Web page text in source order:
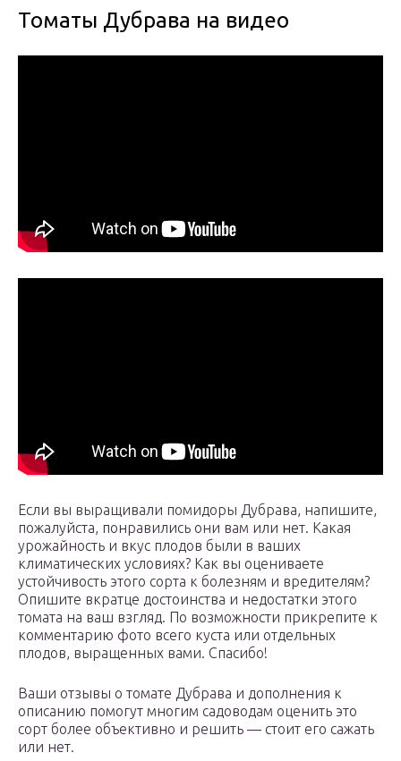
Томаты Дубрава на видео
Если вы выращивали помидоры Дубрава, напишите,
пожалуйста, понравились они вам или нет. Какая
урожайность и вкус плодов были в ваших
климатических условиях? Как вы оцениваете
устойчивость этого сорта к болезням и вредителям?
Опишите вкратце достоинства и недостатки этого
томата на ваш взгляд. По возможности прикрепите к
комментарию фото всего куста или отдельных
плодов, выращенных вами. Спасибо!
Ваши отзывы о томате Дубрава и дополнения к
описанию помогут многим садоводам оценить это
сорт более объективно и решить — стоит его сажать
или нет.